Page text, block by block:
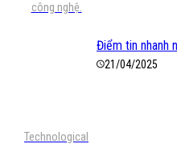
công nghệ.
Technological
Điểm tin nhanh
21/04/2025